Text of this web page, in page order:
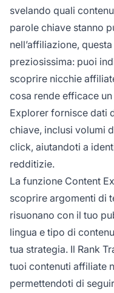
svelando quali
parole chiave stanno
nell’affiliazione,
preziosissima: puoi
scoprire nicchie
cosa rende efficace
Explorer fornisce dati
chiave, inclusi volumi
click, aiutandoti a
redditizie.
La funzione Content
scoprire argomenti di
risuonano con il tuo
lingua e tipo di
tua strategia. Il Rank
tuoi contenuti affiliate
permettendoti di